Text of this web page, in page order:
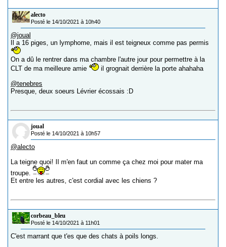
alecto
Posté le 14/10/2021 à 10h40
@joual
Il a 16 piges, un lymphome, mais il est teigneux comme pas permis
On a dû le rentrer dans ma chambre l'autre jour pour permettre à la
CLT de ma meilleure amie
il grognait derrière la porte ahahaha
@tenebres
Presque, deux soeurs Lévrier écossais :D
joual
Posté le 14/10/2021 à 10h57
@alecto
La teigne quoi! Il m'en faut un comme ça chez moi pour mater ma
troupe.
Et entre les autres, c'est cordial avec les chiens ?
corbeau_bleu
Posté le 14/10/2021 à 11h01
C'est marrant que t'es que des chats à poils longs.